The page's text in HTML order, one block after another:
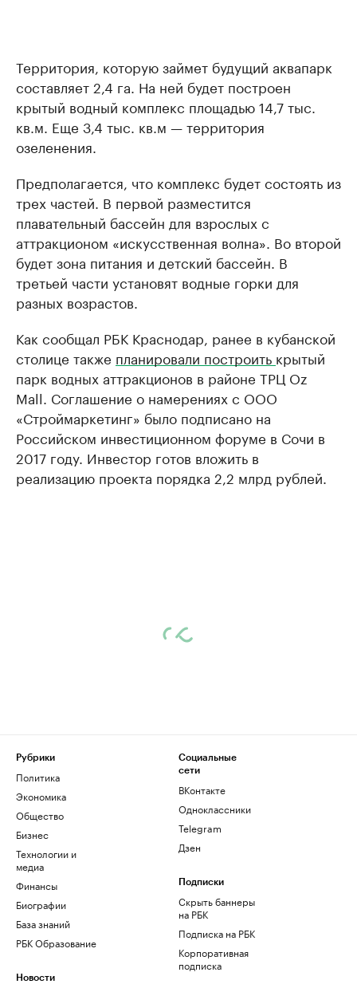
Территория, которую займет будущий аквапарк
составляет 2,4 га. На ней будет построен
крытый водный комплекс площадью 14,7 тыс.
кв.м. Еще 3,4 тыс. кв.м — территория
озеленения.
Предполагается, что комплекс будет состоять из
трех частей. В первой разместится
плавательный бассейн для взрослых с
аттракционом «искусственная волна». Во второй
будет зона питания и детский бассейн. В
третьей части установят водные горки для
разных возрастов.
Как сообщал РБК Краснодар, ранее в кубанской
столице также планировали построить крытый
парк водных аттракционов в районе ТРЦ Oz
Mall. Соглашение о намерениях с ООО
«Строймаркетинг» было подписано на
Российском инвестиционном форуме в Сочи в
2017 году. Инвестор готов вложить в
реализацию проекта порядка 2,2 млрд рублей.
Рубрики
Политика
Экономика
Общество
Бизнес
Технологии и
медиа
Финансы
Биографии
База знаний
РБК Образование
Новости
Социальные
сети
ВКонтакте
Одноклассники
Telegram
Дзен
Подписки
Скрыть баннеры
на РБК
Подписка на РБК
Корпоративная
подписка